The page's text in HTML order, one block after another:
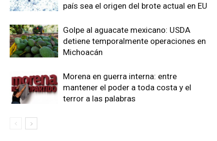
país sea el origen del brote actual en EU
Golpe al aguacate mexicano: USDA
detiene temporalmente operaciones en
Michoacán
Morena en guerra interna: entre
mantener el poder a toda costa y el
terror a las palabras